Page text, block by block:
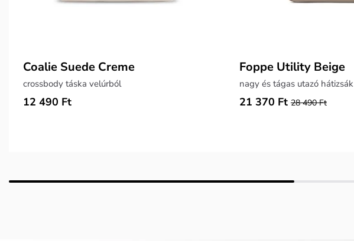
Coalie Suede Creme
crossbody táska velúrból
12 490 Ft
Foppe Utility Beige
nagy és tágas utazó hátizsák
21 370 Ft 28 490 Ft